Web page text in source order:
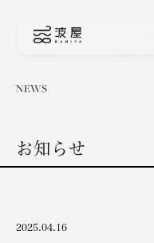
NEWS
お知らせ
2025.04.16